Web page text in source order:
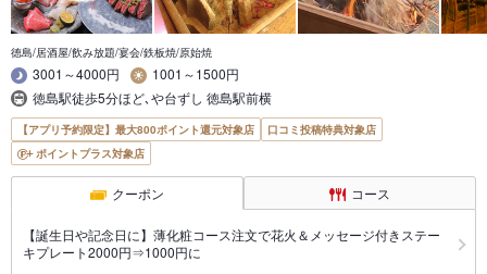
徳島/居酒屋/飲み放題/宴会/鉄板焼/原始焼
3001～4000円
1001～1500円
徳島駅徒歩5分ほど､や台ずし 徳島駅前横
【アプリ予約限定】最大800ポイント還元対象店
口コミ投稿特典対象店
ポイントプラス対象店
クーポン コース
【誕生日や記念日に】薄化粧コース注文で花火＆メッセージ付きステー
キプレート2000円⇒1000円に